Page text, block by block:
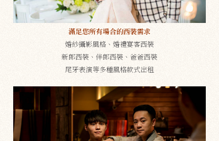
滿足您所有場合的西裝需求
婚紗攝影風格、婚禮宴客西裝
新郎西裝、伴郎西裝、爸爸西裝
尾牙表演等多種風格款式出租